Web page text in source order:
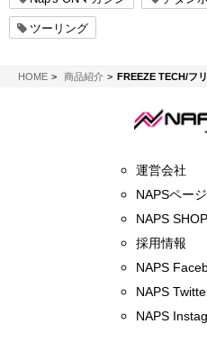
ツーリング
HOMENAPS-ON マガジン
商品紹介 FREEZE TECH/フ
運営会社
NAPSページ
NAPS
採用情報
NAPS
NAPS
NAPS